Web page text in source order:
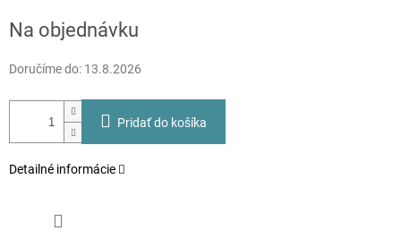
cena:
Na objednávku
Doručíme do: 13.8.2026
Pridať do košíka
Detailné informácie